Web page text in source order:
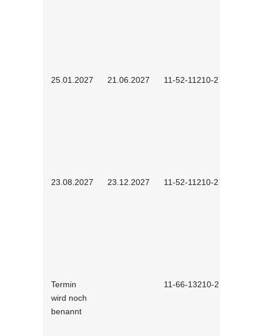
25.01.2027 21.06.2027 11-52-11210-2701
23.08.2027 23.12.2027 11-52-11210-2702
Termin
wird noch
benannt
11-66-13210-2701